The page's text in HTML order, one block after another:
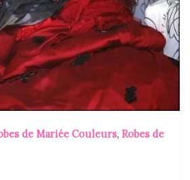
de Mariée Couleurs,Robes de